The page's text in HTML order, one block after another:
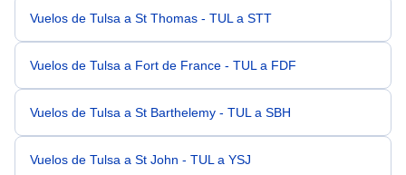
Vuelos de Tulsa a St Thomas - TUL a STT
Vuelos de Tulsa a Fort de France - TUL a FDF
Vuelos de Tulsa a St Barthelemy - TUL a SBH
Vuelos de Tulsa a St John - TUL a YSJ